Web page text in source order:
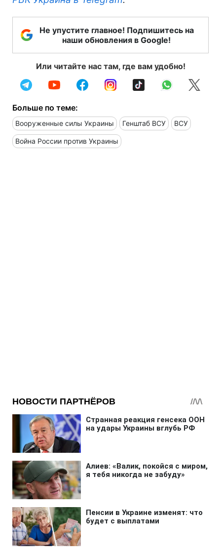
Не упустите главное! Подпишитесь на
наши обновления в Google!
Или читайте нас там, где вам удобно!
Больше по теме:
Вооруженные силы Украины Генштаб ВСУ ВСУ
Война России против Украины